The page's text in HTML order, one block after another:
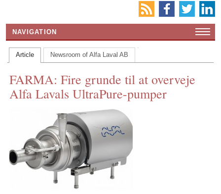
NAVIGATION
HOME
CONTACT US
INS MAIN WEBSITE
ABOUT US
Article Newsroom of Alfa Laval AB
FARMA: Fire grunde til at overveje
Alfa Lavals UltraPure-pumper